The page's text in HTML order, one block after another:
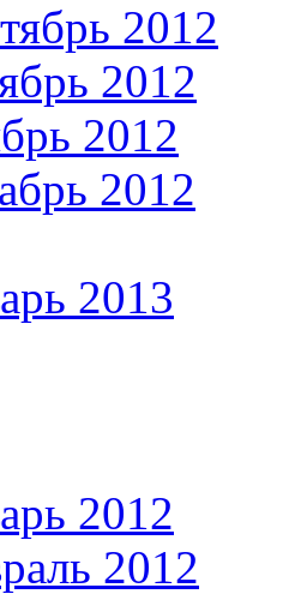
2012
2012
2012
2012
2013
2012
2012